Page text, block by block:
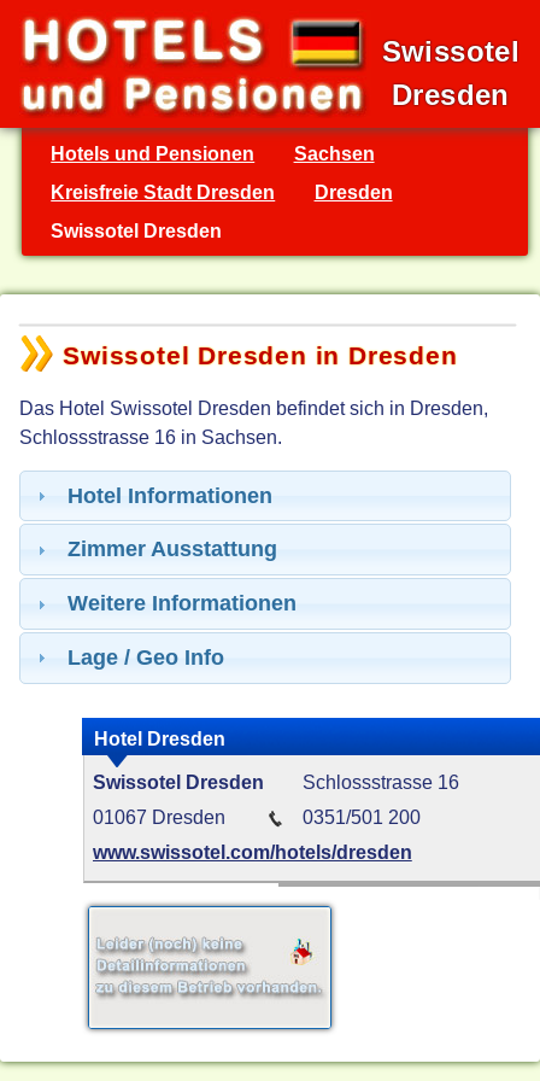
Swissotel
Dresden
Hotels und Pensionen
Sachsen
Kreisfreie Stadt Dresden
Dresden
Swissotel Dresden
Swissotel Dresden in Dresden
Das Hotel Swissotel Dresden befindet sich in Dresden,
Schlossstrasse 16 in Sachsen.
Hotel Informationen
Zimmer Ausstattung
Weitere Informationen
Lage / Geo Info
Hotel Dresden
Swissotel Dresden
Schlossstrasse 16
01067 Dresden
0351/501 200
www.swissotel.com/hotels/dresden